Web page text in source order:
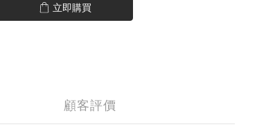
立即購買
顧客評價